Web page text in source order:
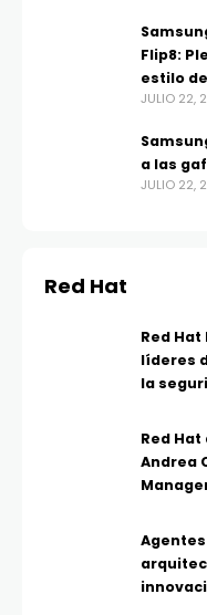
Flip8:
estilo
JULIO 22,
a las
JULIO 22,
Red Hat
Red
líderes
la
Red
Andrea